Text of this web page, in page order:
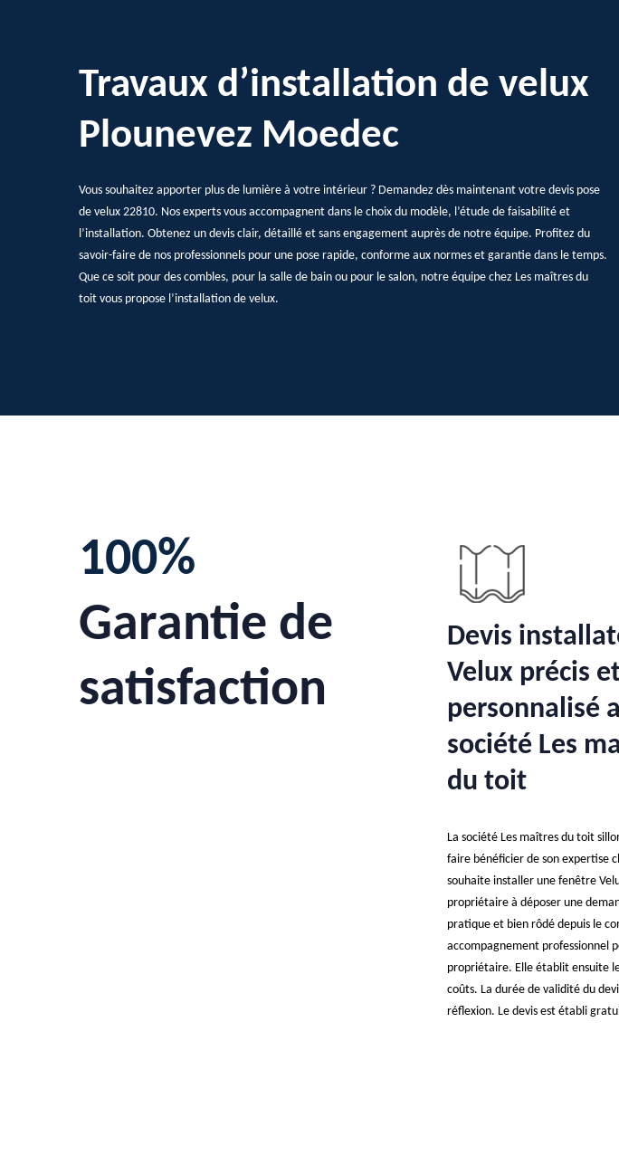
Travaux d’installation de velux
Plounevez Moedec
Vous souhaitez apporter plus de lumière à votre intérieur ? Demandez dès maintenant votre devis pose
de velux 22810. Nos experts vous accompagnent dans le choix du modèle, l’étude de faisabilité et
l’installation. Obtenez un devis clair, détaillé et sans engagement auprès de notre équipe. Profitez du
savoir-faire de nos professionnels pour une pose rapide, conforme aux normes et garantie dans le temps.
Que ce soit pour des combles, pour la salle de bain ou pour le salon, notre équipe chez Les maîtres du
toit vous propose l’installation de velux.
100%
Garantie de
satisfaction
Devis
Velux précis
personnalisé
société Les
du toit
La société Les maîtres du toit
faire bénéficier de son expertise
souhaite installer une fenêtre
propriétaire à déposer une
pratique et bien rôdé depuis le
accompagnement professionnel
propriétaire. Elle établit ensuite
coûts. La durée de validité du
réflexion. Le devis est établi